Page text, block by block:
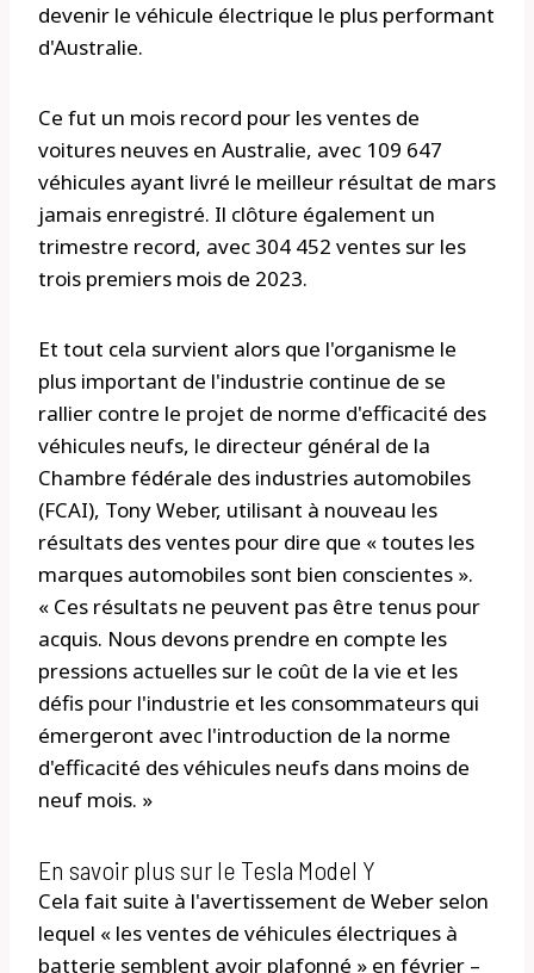
devenir le véhicule électrique le plus performant
d'Australie.
Ce fut un mois record pour les ventes de
voitures neuves en Australie, avec 109 647
véhicules ayant livré le meilleur résultat de mars
jamais enregistré. Il clôture également un
trimestre record, avec 304 452 ventes sur les
trois premiers mois de 2023.
Et tout cela survient alors que l'organisme le
plus important de l'industrie continue de se
rallier contre le projet de norme d'efficacité des
véhicules neufs, le directeur général de la
Chambre fédérale des industries automobiles
(FCAI), Tony Weber, utilisant à nouveau les
résultats des ventes pour dire que « toutes les
marques automobiles sont bien conscientes ».
« Ces résultats ne peuvent pas être tenus pour
acquis. Nous devons prendre en compte les
pressions actuelles sur le coût de la vie et les
défis pour l'industrie et les consommateurs qui
émergeront avec l'introduction de la norme
d'efficacité des véhicules neufs dans moins de
neuf mois. »
En savoir plus sur le Tesla Model Y
Cela fait suite à l'avertissement de Weber selon
lequel « les ventes de véhicules électriques à
batterie semblent avoir plafonné » en février –